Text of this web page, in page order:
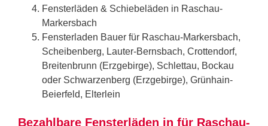
Fensterläden & Schiebeläden in Raschau-
Markersbach
Fensterladen Bauer für Raschau-Markersbach,
Scheibenberg, Lauter-Bernsbach, Crottendorf,
Breitenbrunn (Erzgebirge), Schlettau, Bockau
oder Schwarzenberg (Erzgebirge), Grünhain-
Beierfeld, Elterlein
Bezahlbare Fensterläden in für Raschau-